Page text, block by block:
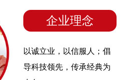
企业理念
以诚立业，以信服人；倡
导科技领先，传承经典为